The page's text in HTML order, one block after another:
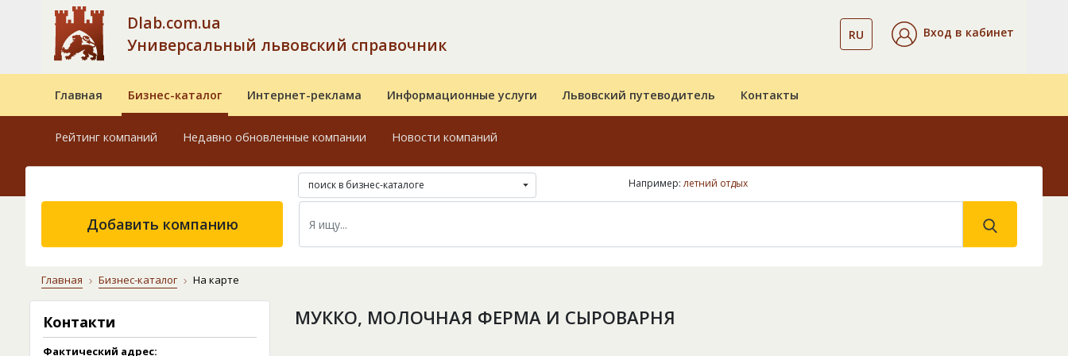
Dlab.com.ua
Универсальный львовский справочник
RU Вход в кабинет
Главная Бизнес-каталог Интернет-реклама Информационные услуги Львовский путеводитель Контакты
Рейтинг компаний Недавно обновленные компании Новости компаний
поиск в бизнес-каталоге Например: летний отдых
Добавить компанию
Главная Бизнес-каталог На карте
Контакти
Фактический адрес:
МУККО, МОЛОЧНАЯ ФЕРМА И СЫРОВАРНЯ